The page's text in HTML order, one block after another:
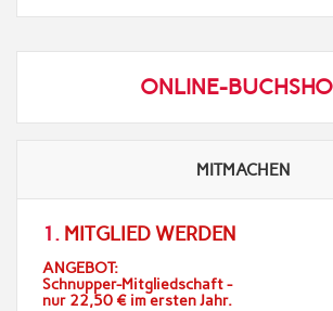
ONLINE-
MITMACHEN
1. MITGLIED WERDEN
ANGEBOT:
Schnupper-Mitgliedschaft -
nur 22,50 € im ersten Jahr.